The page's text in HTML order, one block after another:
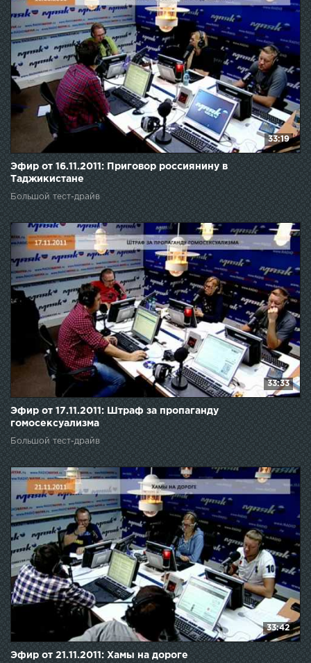
33:19
Эфир от 16.11.2011: Приговор россиянину в
Таджикистане
Большой тест-драйв
33:33
Эфир от 17.11.2011: Штраф за пропаганду
гомосексуализма
Большой тест-драйв
33:42
Эфир от 21.11.2011: Хамы на дороге